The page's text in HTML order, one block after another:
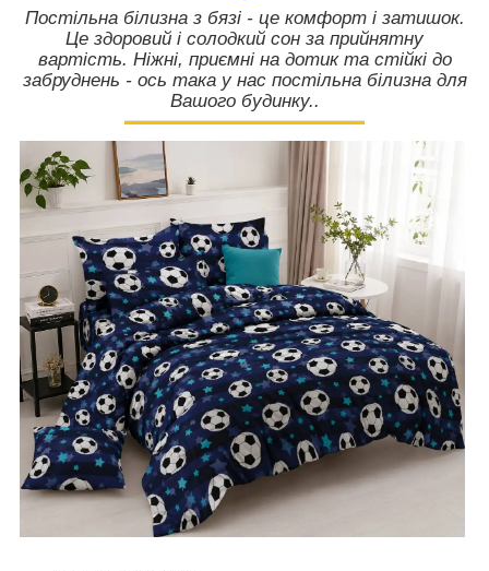
Постільна білизна з бязі - це комфорт і затишок.
Це здоровий і солодкий сон за прийнятну
вартість. Ніжні, приємні на дотик та стійкі до
забруднень - ось така у нас постільна білизна для
Вашого будинку..